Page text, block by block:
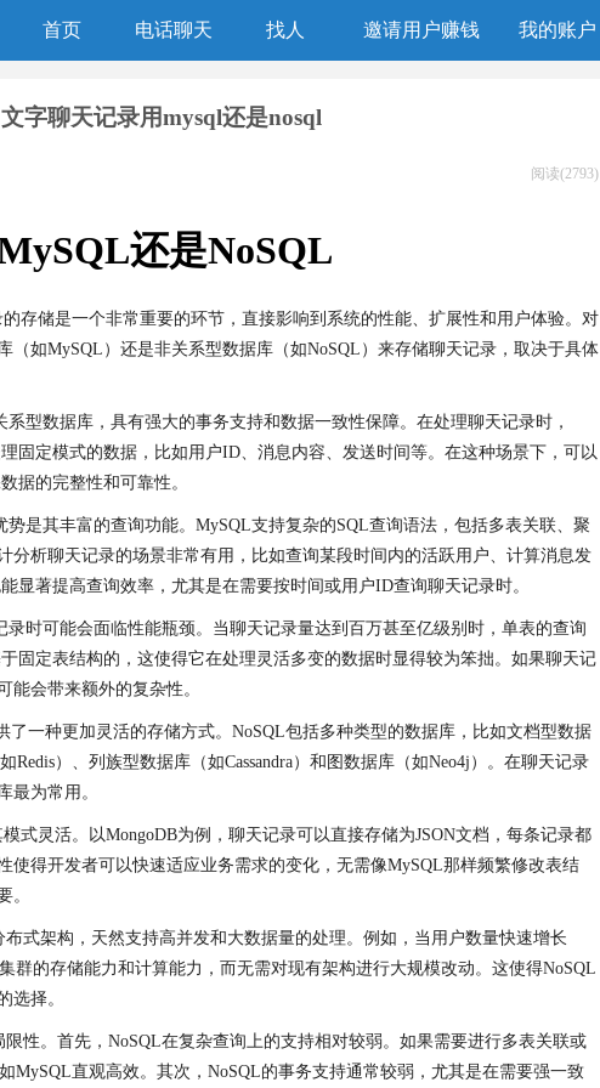
首页 电话聊天 找人 邀请用户赚钱 我的账户
文字聊天记录用mysql还是nosql
阅读(2793)
还是NoSQL
存储是一个非常重要的环节，直接影响到系统的性能、扩展性和用户体验。对
（如MySQL）还是非关系型数据库（如NoSQL）来存储聊天记录，取决于具体
型数据库，具有强大的事务支持和数据一致性保障。在处理聊天记录时，
固定模式的数据，比如用户ID、消息内容、发送时间等。在这种场景下，可以
据的完整性和可靠性。
是其丰富的查询功能。MySQL支持复杂的SQL查询语法，包括多表关联、聚
分析聊天记录的场景非常有用，比如查询某段时间内的活跃用户、计算消息发
显著提高查询效率，尤其是在需要按时间或用户ID查询聊天记录时。
时可能会面临性能瓶颈。当聊天记录量达到百万甚至亿级别时，单表的查询
固定表结构的，这使得它在处理灵活多变的数据时显得较为笨拙。如果聊天记
能会带来额外的复杂性。
了一种更加灵活的存储方式。NoSQL包括多种类型的数据库，比如文档型数据
Redis）、列族型数据库（如Cassandra）和图数据库（如Neo4j）。在聊天记录
最为常用。
式灵活。以MongoDB为例，聊天记录可以直接存储为JSON文档，每条记录都
使得开发者可以快速适应业务需求的变化，无需像MySQL那样频繁修改表结
。
式架构，天然支持高并发和大数据量的处理。例如，当用户数量快速增长
群的存储能力和计算能力，而无需对现有架构进行大规模改动。这使得NoSQL
选择。
性。首先，NoSQL在复杂查询上的支持相对较弱。如果需要进行多表关联或
MySQL直观高效。其次，NoSQL的事务支持通常较弱，尤其是在需要强一致